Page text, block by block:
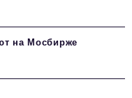
на Мосбирже